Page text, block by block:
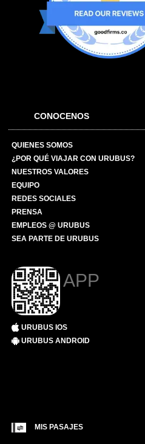
CONOCENOS
QUIENES SOMOS
¿POR QUÉ VIAJAR CON URUBUS?
NUESTROS VALORES
EQUIPO
REDES SOCIALES
PRENSA
EMPLEOS @ URUBUS
SEA PARTE DE URUBUS
APP
URUBUS IOS
URUBUS ANDROID
MIS PASAJES